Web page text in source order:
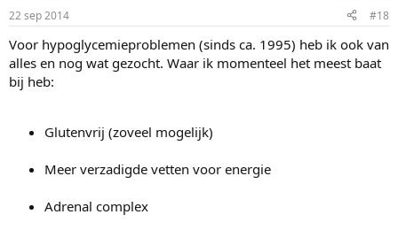
22 sep 2014 #18
Voor hypoglycemieproblemen (sinds ca. 1995) heb ik ook van
alles en nog wat gezocht. Waar ik momenteel het meest baat
bij heb:
Glutenvrij (zoveel mogelijk)
Meer verzadigde vetten voor energie
Adrenal complex